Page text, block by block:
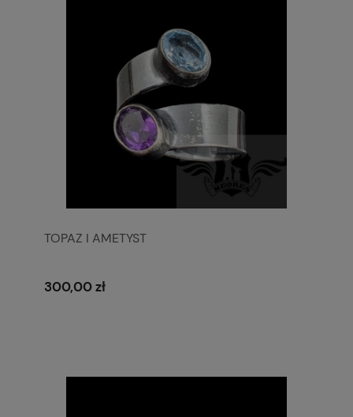
TOPAZ I AMETYST
300,00 zł